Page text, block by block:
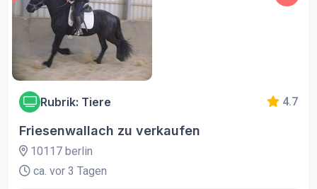
Rubrik: Tiere 4.7
Friesenwallach zu verkaufen
10117 berlin
ca. vor 3 Tagen